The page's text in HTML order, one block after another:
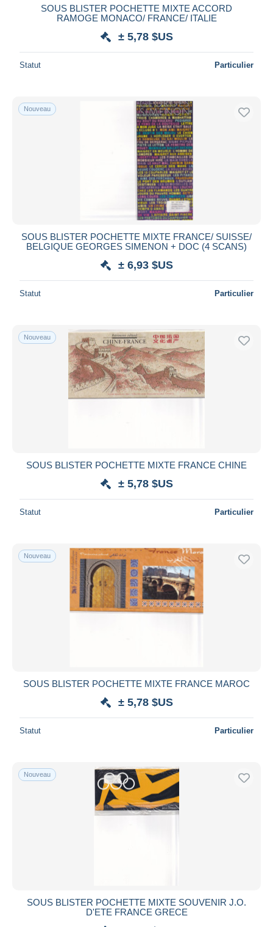
SOUS BLISTER POCHETTE MIXTE ACCORD
RAMOGE MONACO/ FRANCE/ ITALIE
± 5,78 $US
Statut Particulier
Nouveau
SOUS BLISTER POCHETTE MIXTE FRANCE/ SUISSE/
BELGIQUE GEORGES SIMENON + DOC (4 SCANS)
± 6,93 $US
Statut Particulier
Nouveau
SOUS BLISTER POCHETTE MIXTE FRANCE CHINE
± 5,78 $US
Statut Particulier
Nouveau
SOUS BLISTER POCHETTE MIXTE FRANCE MAROC
± 5,78 $US
Statut Particulier
Nouveau
SOUS BLISTER POCHETTE MIXTE SOUVENIR J.O.
D'ETE FRANCE GRECE